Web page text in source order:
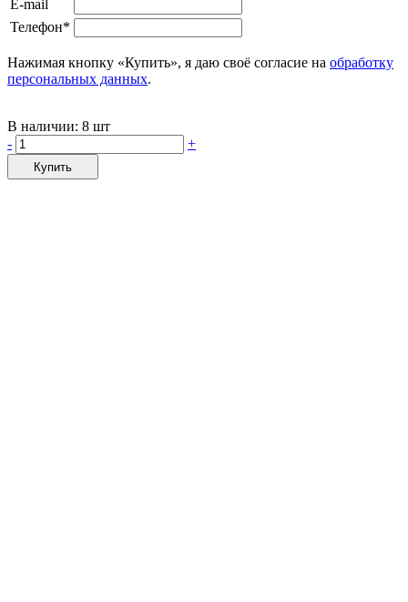
E-mail
Телефон*
Нажимая кнопку «Купить», я даю своё согласие на обработку
персональных данных.
В наличии: 8 шт
-
+
Купить